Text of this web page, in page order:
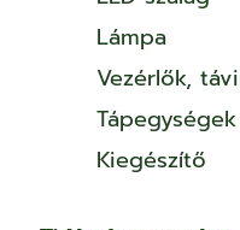
Lámpa
Vezérlők,
Tápegységek
Kiegészítő